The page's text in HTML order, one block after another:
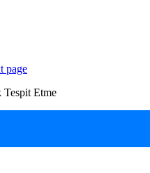
page
Tespit Etme